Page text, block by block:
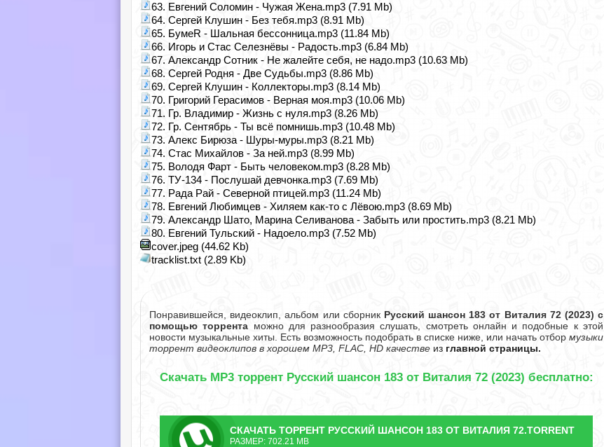
63. Евгений Соломин - Чужая Жена.mp3 (7.91 Mb)
64. Сергей Клушин - Без тебя.mp3 (8.91 Mb)
65. БумеR - Шальная бессонница.mp3 (11.84 Mb)
66. Игорь и Стас Селезнёвы - Радость.mp3 (6.84 Mb)
67. Александр Cотник - Не жалейте себя, не надо.mp3 (10.63 Mb)
68. Сергей Родня - Две Судьбы.mp3 (8.86 Mb)
69. Сергей Клушин - Коллекторы.mp3 (8.14 Mb)
70. Григорий Герасимов - Верная моя.mp3 (10.06 Mb)
71. Гр. Владимир - Жизнь с нуля.mp3 (8.26 Mb)
72. Гр. Сентябрь - Ты всё помнишь.mp3 (10.48 Mb)
73. Алекс Бирюза - Шуры-муры.mp3 (8.21 Mb)
74. Стас Михайлов - За ней.mp3 (8.99 Mb)
75. Володя Фарт - Быть человеком.mp3 (8.28 Mb)
76. ТУ-134 - Послушай девчонка.mp3 (7.69 Mb)
77. Рада Рай - Северной птицей.mp3 (11.24 Mb)
78. Евгений Любимцев - Хиляем как-то с Лёвою.mp3 (8.69 Mb)
79. Александр Шато, Марина Селиванова - Забыть или простить.mp3 (8.21 Mb)
80. Евгений Тульский - Надоело.mp3 (7.52 Mb)
cover.jpeg (44.62 Kb)
tracklist.txt (2.89 Kb)
Понравившейся, видеоклип, альбом или сборник Русский шансон 183 от Виталия 72 (2023) с
помощью торрента можно для разнообразия слушать, смотреть онлайн и подобные к этой
новости музыкальные хиты. Есть возможность подобрать в списке ниже, или начать отбор музыки
торрент видеоклипов в хорошем MP3, FLAC, HD качестве из главной страницы.
Скачать MP3 торрент Русский шансон 183 от Виталия 72 (2023) бесплатно:
СКАЧАТЬ ТОРРЕНТ РУССКИЙ ШАНСОН 183 ОТ ВИТАЛИЯ 72.TORRENT
РАЗМЕР: 702.21 MB